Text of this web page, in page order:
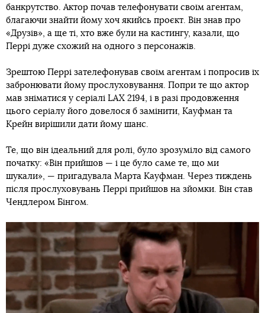
банкрутство. Актор почав телефонувати своїм агентам,
благаючи знайти йому хоч якийсь проєкт. Він знав про
«Друзів», а ще ті, хто вже були на кастингу, казали, що
Перрі дуже схожий на одного з персонажів.
Зрештою Перрі зателефонував своїм агентам і попросив їх
забронювати йому прослуховування. Попри те що актор
мав зніматися у серіалі LAX 2194, і в разі продовження
цього серіалу його довелося б замінити, Кауфман та
Крейн вирішили дати йому шанс.
Те, що він ідеальний для ролі, було зрозуміло від самого
початку: «Він прийшов — і це було саме те, що ми
шукали», — пригадувала Марта Кауфман. Через тиждень
після прослуховувань Перрі прийшов на зйомки. Він став
Чендлером Бінгом.